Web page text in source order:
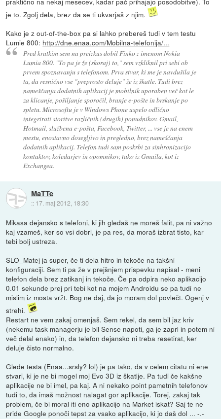
je to. Zgolj dela, brez da se ti ukvarjaš z njim.
Kako je z out-of-the-box pa si lahko prebereš tudi v tem testu
Lumie 800: http://dne.enaa.com/Mobilna-telefonija/...
Pred kratkim sem na preizkus dobil Finko z imenom Nokia
Lumia 800. "To pa je že (skoraj) to," sem vzkliknil pri sebi ob
prvem spoznavanju s telefonom. Prva stvar, ki me je navdušila je
ta, da resnično vse "preprosto deluje" že iz škatle. Tudi brez
nameščanja dodatnih aplikacij je mobilnik uporaben več kot le
za klicanje, pošiljanje sporočil, branje e-pošte in brskanje po
spletu. Microsoftu je v Windows Phone uspelo odlično
integrirati storitve različnih (drugih) ponudnikov. Gmail,
Hotmail, službena e-pošta, Facebook, Twitter, ... vse je na enem
mestu, enostavno dosegljivo in pregledno, brez nameščanja
dodatnih aplikacij. Telefon tudi sam poskrbi za sinhronizacijo
kontaktov, koledarjev in opomnikov, tako iz Gmaila, kot iz
Exchangea.
MaTTe
:: 17. maj 2012, 18:30
Mikasa dejansko s telefoni, ki jih gledaš ne moreš falit, pa ni važno
kaj vzameš, ker so vsi dobri, je pa res, da moraš izbrat tisto, kar
tebi bolj ustreza.
SLO_Matej ja super, če ti dela hitro in tekoče na takšni
konfiguraciji. Sem ti pa že v prejšnjem prispevku napisal - meni
telefon dela brez zatikanj in tekoče. Če pa odpira neko aplikacijo
0.01 sekunde prej pri tebi kot na mojem Androidu se pa tudi ne
mislim iz mosta vržt. Bog ne daj, da jo moram dol povlečt. Ogenj v
strehi.
Restart ne vem zakaj omenjaš. Sem rekel, da sem bil jaz kriv
(nekemu task managerju je bil Sense napoti, ga je zaprl in potem ni
več delal enako) in, da telefon dejansko ni treba resetirat, ker
deluje čisto normalno.
Glede testa (Enaa...srsly? lol) je pa tako, da v celem citatu ni ene
stvari, ki je ne bi mogel moj Evo 3D iz škatlje. Pa tudi če kakšne
aplikacije ne bi imel, pa kaj. A ni nekako point pametnih telefonov
tudi to, da imaš možnost nalagat gor aplikacije. Torej, zakaj tak
problem, če bi moral iti eno aplikacijo na Market iskat? Saj te ne
pride Google ponoči tepst za vsako aplikacijo, ki jo daš dol ... -.-